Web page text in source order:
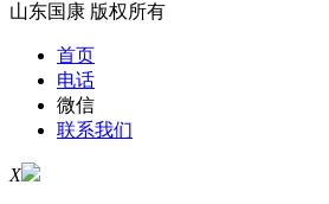
山东国康 版权所有
首页
电话
微信
联系我们
X